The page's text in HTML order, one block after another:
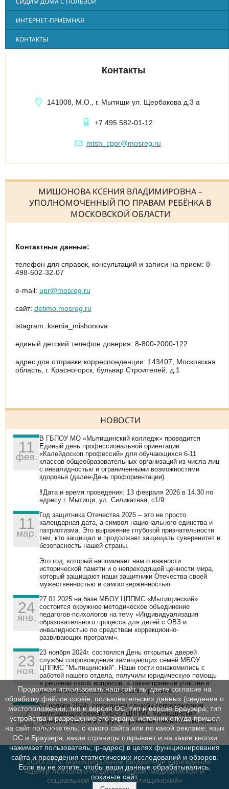
ИНТЕРНЕТ-ПРИЁМНАЯ
КОНТАКТЫ
Контакты
141008, М.О., г. Мытищи ул. Щербакова д.3 а
+7 495 582-01-12
mtsh_cppr@mosreg.ru
МИШОНОВА КСЕНИЯ ВЛАДИМИРОВНА –
УПОЛНОМОЧЕННЫЙ ПО ПРАВАМ РЕБЁНКА В
МОСКОВСКОЙ ОБЛАСТИ
Контактные данные:
телефон для справок, консультаций и записи на прием: 8-
498-602-32-07
е-mail: upr@mosreg.ru
сайт: detimo.mosreg.ru
istagram: ksenia_mishonova
единый детский телефон доверия: 8-800-2000-122
адрес для отправки корреспонденции: 143407, Московская
область, г. Красногорск, бульвар Строителей, д.1
НОВОСТИ
11
фев.
В ГБПОУ МО «Мытищинский колледж» проводится
Единый день профессиональной ориентации
«Калейдоскоп профессий» для обучающихся 6-11
классов общеобразовательных организаций из числа лиц
с инвалидностью и ограниченными возможностями
здоровья (далее-День профориентации).
‼Дата и время проведения: 13 февраля 2026 в 14.30 по
адресу г. Мытищи, ул. Силикатная, с1/9.
11
мар.
Год защитника Отечества 2025 – это не просто
календарная дата, а символ национального единства и
патриотизма. Это выражение глубокой признательности
тем, кто защищал и продолжает защищать суверенитет и
безопасность нашей страны.
Это год, который напоминает нам о важности
исторической памяти и о непреходящей ценности мира,
который защищают наши защитники Отечества своей
мужественностью и самоотверженностью.
24
янв.
27.01.2025 на базе МБОУ ЦППМС «Мытищинский»
состоится окружное методическое объединение
педагогов-психологов на тему «Индивидуализация
образовательного процесса для детей с ОВЗ и
инвалидностью по средствам коррекционно-
развивающих программ».
23
ноя.
23 ноября 2024г. состоялся День открытых дверей
службы сопровождения замещающих семей МБОУ
ЦППМС "Мытищинский". Наши гости ознакомились с
работой нашего отдела, получили юридическую помощь
в решении своих вопросов, а также приняли участие в
увлекательном психологическом тренинге.
7
ноя.
07 ноября 2024г. сотрудники службы сопровождения
замещающих семей МБОУ ЦППМС Мытищинский
приняли участие в Форуме приемных семей Московской
области.
© 2020-2025, Муниципальное бюджетное учреждение
«Центр психолого-педагогической, медицинской и
социальной помощи «Мытищинский»
Продолжая использовать наш сайт, вы даете согласие на
обработку файлов cookie, пользовательских данных (сведения о
местоположении; тип и версия ОС; тип и версия Браузера; тип
устройства и разрешение его экрана; источник откуда пришел
на сайт пользователь; с какого сайта или по какой рекламе; язык
ОС и Браузера; какие страницы открывает и на какие кнопки
нажимает пользователь; ip-адрес) в целях функционирования
сайта и проведения статистических исследований и обзоров.
Если вы не хотите, чтобы ваши данные обрабатывались,
покиньте сайт.